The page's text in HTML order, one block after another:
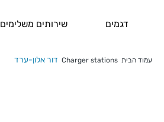
דגמים שירותים משלימים
עמוד הבית Charger stations דור אלון-ערד